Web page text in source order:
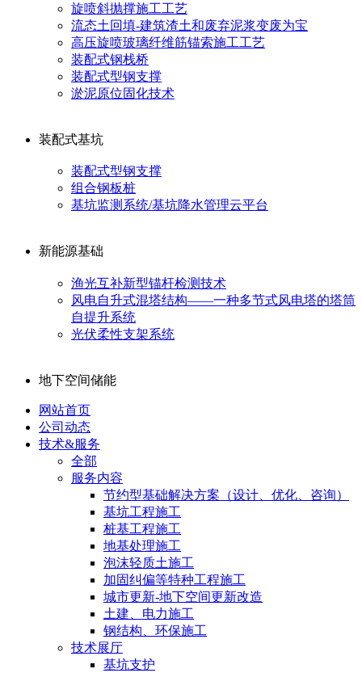
旋喷斜抛撑施工工艺
流态土回填-建筑渣土和废弃泥浆变废为宝
高压旋喷玻璃纤维筋锚索施工工艺
装配式钢栈桥
装配式型钢支撑
淤泥原位固化技术
装配式基坑
装配式型钢支撑
组合钢板桩
基坑监测系统/基坑降水管理云平台
新能源基础
渔光互补新型锚杆检测技术
风电自升式混塔结构——一种多节式风电塔的塔筒
自提升系统
光伏柔性支架系统
地下空间储能
网站首页
公司动态
技术&服务
全部
服务内容
节约型基础解决方案（设计、优化、咨询）
基坑工程施工
桩基工程施工
地基处理施工
泡沫轻质土施工
加固纠偏等特种工程施工
城市更新-地下空间更新改造
土建、电力施工
钢结构、环保施工
技术展厅
基坑支护